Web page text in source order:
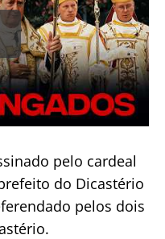
pelo cardeal
do Dicastério
pelos dois